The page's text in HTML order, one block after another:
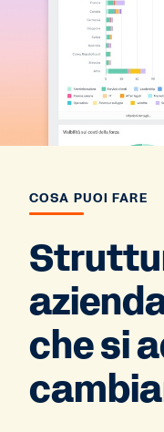
COSA PUOI FARE
che si